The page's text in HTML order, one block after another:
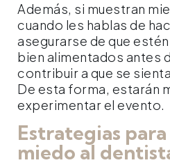
Además, si muestran
cuando les hablas de
asegurarse de que
bien alimentados antes
contribuir a que se
De esta forma, estarán
experimentar el evento.
Estrategias
miedo al